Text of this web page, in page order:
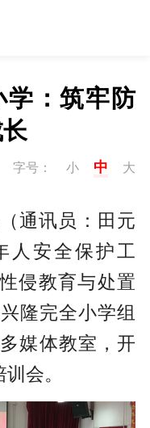
学：筑牢防
字号： 小 中 大
通讯员：田元
人安全保护工
侵教育与处置
隆完全小学组
媒体教室，开
会。